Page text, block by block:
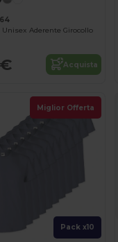
Unisex Aderente Girocollo
Acquista
Miglior Offerta
Pack x10